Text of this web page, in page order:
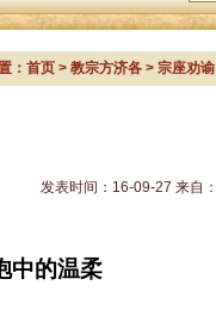
： 首页> 教宗方济各> 宗座劝谕
发表时间： 16-09-27 来自：
中的温柔